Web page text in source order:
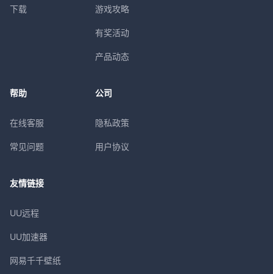
下载 游戏攻略
有奖活动
产品动态
帮助
在线客服
常见问题
公司
隐私政策
用户协议
友情链接
UU远程
UU加速器
网易千千壁纸